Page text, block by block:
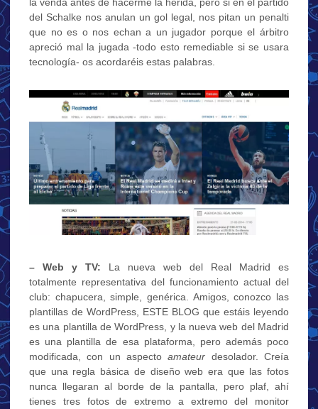
del Schalke nos anulan un gol legal, nos pitan un penalti
que no es o nos echan a un jugador porque el árbitro
apreció mal la jugada -todo esto remediable si se usara
tecnología- os acordaréis estas palabras.
– Web y TV: La nueva web del Real Madrid es
totalmente representativa del funcionamiento actual del
club: chapucera, simple, genérica. Amigos, conozco las
plantillas de WordPress, ESTE BLOG que estáis leyendo
es una plantilla de WordPress, y la nueva web del Madrid
es una plantilla de esa plataforma, pero además poco
modificada, con un aspectoamateur desolador. Creía
que una regla básica de diseño web era que las fotos
nunca llegaran al borde de la pantalla, pero plaf, ahí
tienes tres fotos de extremo a extremo del monitor